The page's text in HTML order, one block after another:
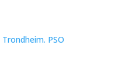
PSO